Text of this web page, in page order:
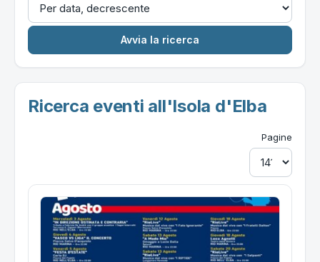
Ricerca eventi all'Isola d'Elba
Pagine